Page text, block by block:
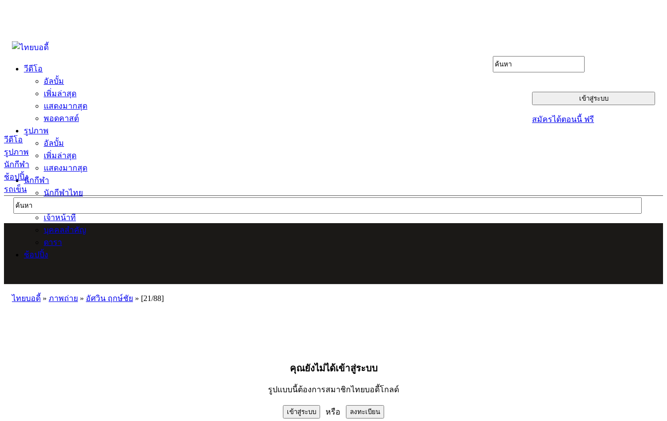
วีดีโอ
อัลบั้ม
เพิ่มล่าสุด
แสดงมากสุด
พอดคาสต์
รูปภาพ
อัลบั้ม
เพิ่มล่าสุด
แสดงมากสุด
นักกีฬา
นักกีฬาไทย
เจ้าหน้าที่
บุคคลสำคัญ
ดารา
ช้อปปิ้ง
สมัครได้ตอนนี้ ฟรี
วีดีโอ
รูปภาพ
นักกีฬา
ช้อปปิ้ง
รถเข็น
ไทยบอดี้ » ภาพถ่าย » อัศวิน ฤกษ์ชัย » [21/88]
คุณยังไม่ได้เข้าสู่ระบบ
รูปแบบนี้ต้องการสมาชิกไทยบอดี้โกลด์
หรือ